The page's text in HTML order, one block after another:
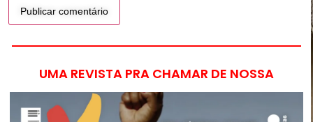
UMA REVISTA PRA CHAMAR DE NOSSA